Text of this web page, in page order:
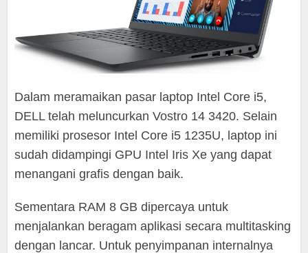
Dalam meramaikan pasar laptop Intel Core i5,
DELL telah meluncurkan Vostro 14 3420. Selain
memiliki prosesor Intel Core i5 1235U, laptop ini
sudah didampingi GPU Intel Iris Xe yang dapat
menangani grafis dengan baik.
Sementara RAM 8 GB dipercaya untuk
menjalankan beragam aplikasi secara multitasking
dengan lancar. Untuk penyimpanan internalnya